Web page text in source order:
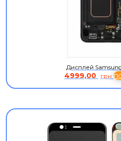
Дисплей
4999,00 грн